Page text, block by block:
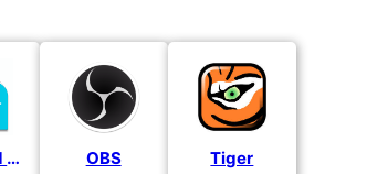
Download Manager
OBS
Tiger